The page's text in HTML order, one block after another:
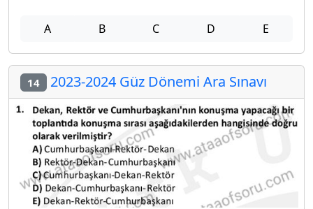
A B C D E
14 2023-2024 Güz Dönemi Ara Sınavı